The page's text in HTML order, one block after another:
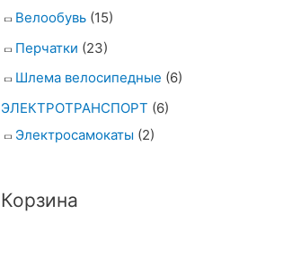
Велообувь (15)
Перчатки (23)
Шлема велосипедные (6)
ЭЛЕКТРОТРАНСПОРТ (6)
Электросамокаты (2)
Корзина